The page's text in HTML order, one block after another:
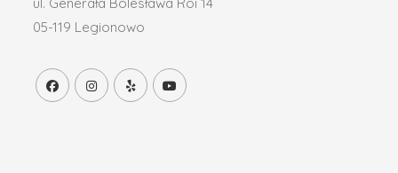
05-119 Legionowo